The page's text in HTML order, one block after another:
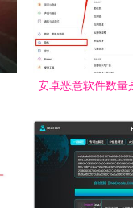
安卓恶意软件数量